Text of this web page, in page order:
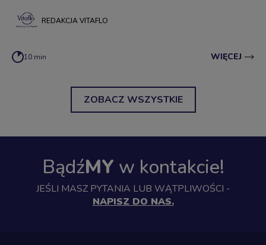
REDAKCJA VITAFLO
10 min WIĘCEJ
ZOBACZ WSZYSTKIE
BądźMY w kontakcie!
JEŚLI MASZ PYTANIA LUB WĄTPLIWOŚCI -
NAPISZ DO NAS.